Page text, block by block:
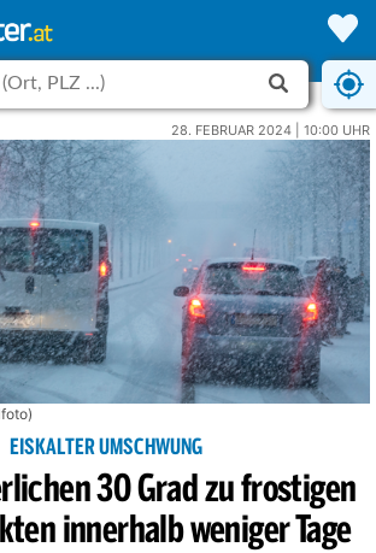
28. FEBRUAR 2024 | 10:00 UHR
EISKALTER UMSCHWUNG
30 Grad zu frostigen
innerhalb weniger Tage